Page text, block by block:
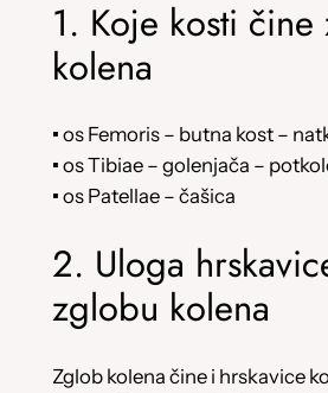
1. Koje kosti
kolena
• os Femoris – butna kost –
• os Tibiae – golenjača –
• os Patellae – čašica
2. Uloga
zglobu kolena
Zglob kolena čine i hrskavice